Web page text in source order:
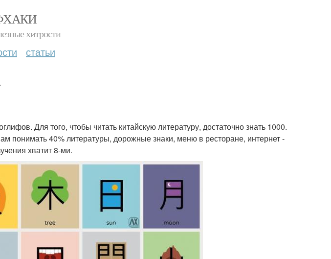
хитрости
статьи
Для того, чтобы читать китайскую литературу, достаточно знать 1000.
понимать 40% литературы, дорожные знаки, меню в ресторане, интернет -
хватит 8-ми.